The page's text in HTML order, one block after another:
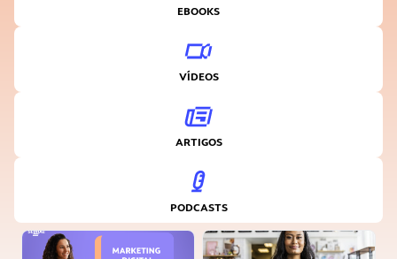
EBOOKS
VÍDEOS
ARTIGOS
PODCASTS